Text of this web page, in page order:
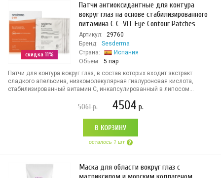
скидка 11%
Патчи антиоксидантные для контура
вокруг глаз на основе стабилизированного
витамина С C-VIT Eye Contour Patches
Артикул:
29760
Бренд:
Sesderma
Страна:
Испания
Объем:
5 пар
Патчи для контура вокруг глаз, в состав которых входит экстракт
сладкого апельсина, низкомолекулярная гиалуроновая кислота,
стабилизированный витамин С, инкапсулированный в липосом...
5061р. 4504 р.
В КОРЗИНУ
осталось 1 шт
Маска для области вокруг глаз с